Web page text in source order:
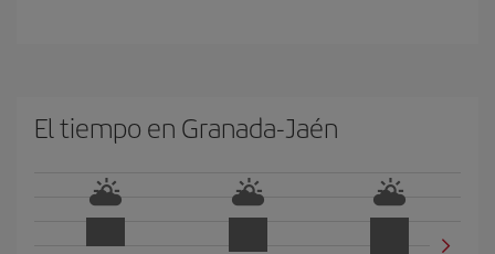
El tiempo en Granada-Jaén